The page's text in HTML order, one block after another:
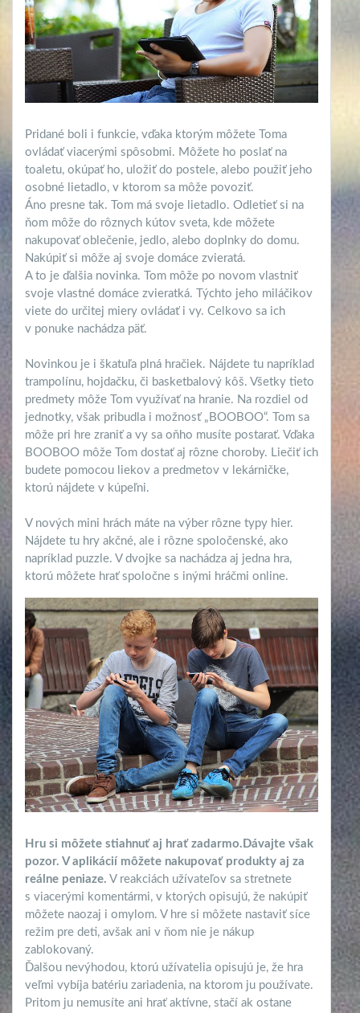
Pridané boli i funkcie, vďaka ktorým môžete Toma
ovládať viacerými spôsobmi. Môžete ho poslať na
toaletu, okúpať ho, uložiť do postele, alebo použiť jeho
osobné lietadlo, v ktorom sa môže povoziť.
Áno presne tak. Tom má svoje lietadlo. Odletieť si na
ňom môže do rôznych kútov sveta, kde môžete
nakupovať oblečenie, jedlo, alebo doplnky do domu.
Nakúpiť si môže aj svoje domáce zvieratá.
A to je ďalšia novinka. Tom môže po novom vlastniť
svoje vlastné domáce zvieratká. Týchto jeho miláčikov
viete do určitej miery ovládať i vy. Celkovo sa ich
v ponuke nachádza päť.
Novinkou je i škatuľa plná hračiek. Nájdete tu napríklad
trampolínu, hojdačku, či basketbalový kôš. Všetky tieto
predmety môže Tom využívať na hranie. Na rozdiel od
jednotky, však pribudla i možnosť „BOOBOO“. Tom sa
môže pri hre zraniť a vy sa oňho musíte postarať. Vďaka
BOOBOO môže Tom dostať aj rôzne choroby. Liečiť ich
budete pomocou liekov a predmetov v lekárničke,
ktorú nájdete v kúpeľni.
V nových mini hrách máte na výber rôzne typy hier.
Nájdete tu hry akčné, ale i rôzne spoločenské, ako
napríklad puzzle. V dvojke sa nachádza aj jedna hra,
ktorú môžete hrať spoločne s inými hráčmi online.
Hru si môžete stiahnuť aj hrať zadarmo. Dávajte však
pozor. V aplikácií môžete nakupovať produkty aj za
reálne peniaze. V reakciách užívateľov sa stretnete
s viacerými komentármi, v ktorých opisujú, že nakúpiť
môžete naozaj i omylom. V hre si môžete nastaviť síce
režim pre deti, avšak ani v ňom nie je nákup
zablokovaný.
Ďalšou nevýhodou, ktorú užívatelia opisujú je, že hra
veľmi vybíja batériu zariadenia, na ktorom ju používate.
Pritom ju nemusíte ani hrať aktívne, stačí ak ostane